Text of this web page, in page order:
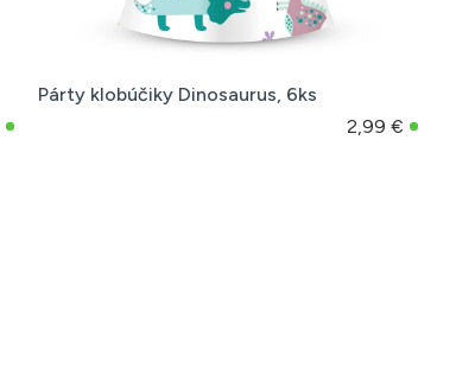
Párty klobúčiky Dinosaurus, 6ks
2,99 €